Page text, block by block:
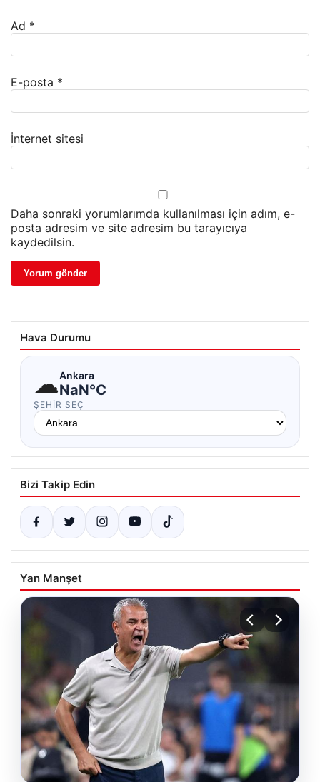
Ad *
E-posta *
İnternet sitesi
Daha sonraki yorumlarımda kullanılması için adım, e-
posta adresim ve site adresim bu tarayıcıya
kaydedilsin.
Hava Durumu
☁Ankara
NaN°C
ŞEHIR SEÇ
Bizi Takip Edin
Yan Manşet